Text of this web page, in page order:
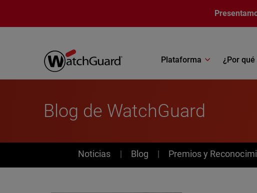
Plataforma ¿Por
Blog de WatchGuard
News
Noticias Blog Premios y